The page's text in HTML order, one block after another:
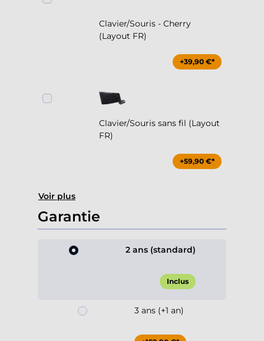
Clavier/Souris - Cherry
(Layout FR)
+39,90 €*
Clavier/Souris sans fil (Layout
FR)
+59,90 €*
Voir plus
Garantie
2 ans (standard)
Inclus
3 ans (+1 an)